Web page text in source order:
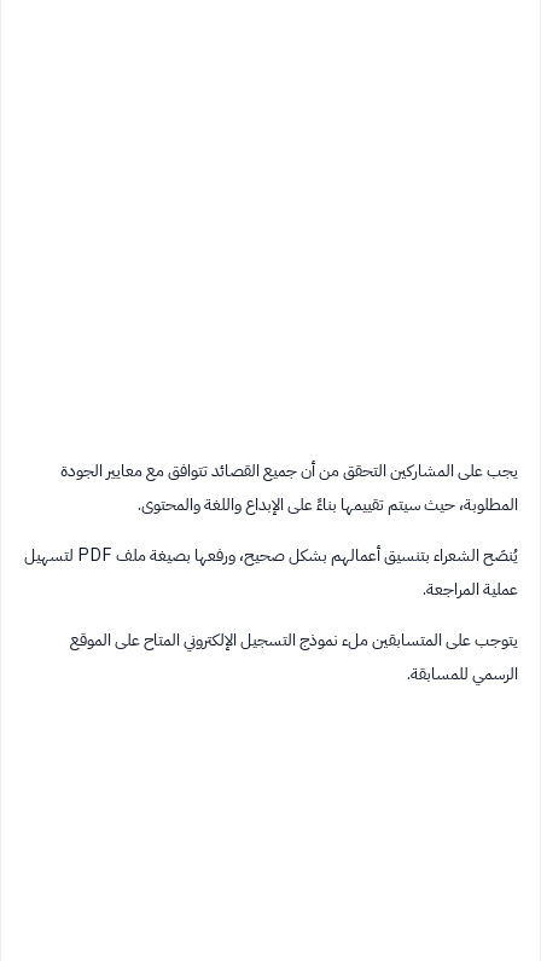
يجب على المشاركين التحقق من أن جميع القصائد تتوافق مع معايير الجودة
المطلوبة، حيث سيتم تقييمها بناءً على الإبداع واللغة والمحتوى.
يُنصَح الشعراء بتنسيق أعمالهم بشكل صحيح، ورفعها بصيغة ملف PDF لتسهيل
عملية المراجعة.
يتوجب على المتسابقين ملء نموذج التسجيل الإلكتروني المتاح على الموقع
الرسمي للمسابقة.